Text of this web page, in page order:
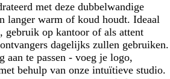
met deze dubbelwandige
langer warm of koud houdt. Ideaal
gebruik op kantoor of als attent
dagelijks zullen gebruiken.
aan te passen - voeg je logo,
behulp van onze intuïtieve studio.